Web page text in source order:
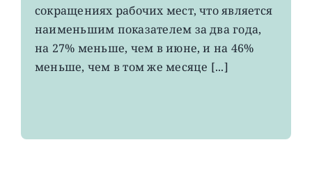
число
мест
за
два
года
сокращениях рабочих мест, что является
наименьшим показателем за два года,
на 27% меньше, чем в июне, и на 46%
меньше, чем в том же месяце [...]